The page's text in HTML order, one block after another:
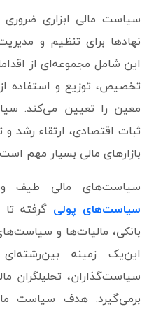
سیاست مالی ابزاری
نهادها برای تنظیم و
این شامل مجموعه‌ای از
تخصیص، توزیع و استفاده
معین را تعیین می‌کند.
ثبات اقتصادی، ارتقاء رشد
بازارهای مالی بسیار مهم
سیاست‌های مالی طیف
سیاست‌های پولی گرفته
بانکی، مالیات‌ها و
این‌یک زمینه
سیاست‌گذاران، تحلیلگران
برمی‌گیرد. هدف سیاست